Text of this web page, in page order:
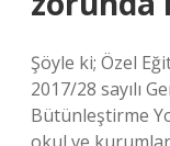
Şöyle ki; Özel
2017/28 sayılı
Bütünleştirme